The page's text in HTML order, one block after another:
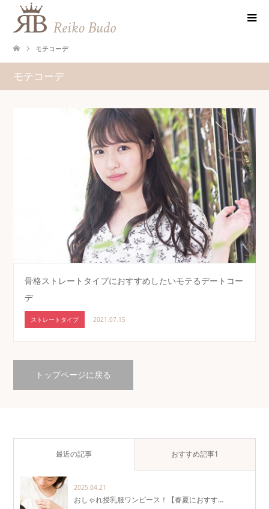
モテコーデ
モテコーデ
骨格ストレートタイプにおすすめしたいモテるデートコー
デ
ストレートタイプ 2021.07.15
トップページに戻る
最近の記事 おすすめ記事1
2025.04.21
おしゃれ授乳服ワンピース！【春夏におすす…